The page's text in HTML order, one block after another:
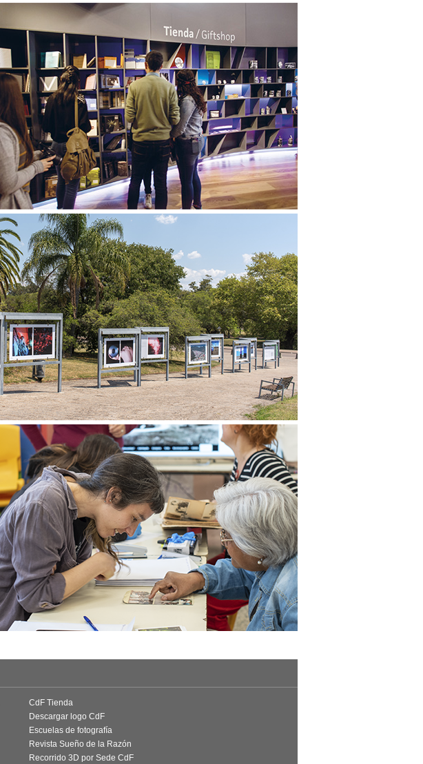
CdF Tienda
Descargar logo CdF
Escuelas de fotografía
Revista Sueño de la Razón
Recorrido 3D por Sede CdF